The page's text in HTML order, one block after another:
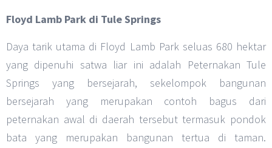
Floyd Lamb Park di Tule Springs
Daya tarik utama di Floyd Lamb Park seluas 680 hektar
yang dipenuhi satwa liar ini adalah Peternakan Tule
Springs yang bersejarah, sekelompok bangunan
bersejarah yang merupakan contoh bagus dari
peternakan awal di daerah tersebut termasuk pondok
bata yang merupakan bangunan tertua di taman.